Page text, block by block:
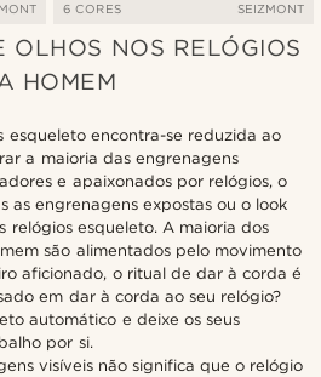
6 CORES SEIZMONT
OLHOS NOS RELÓGIOS
HOMEM
esqueleto encontra-se reduzida ao
a maioria das engrenagens
e apaixonados por relógios, o
as engrenagens expostas ou o look
relógios esqueleto. A maioria dos
são alimentados pelo movimento
aficionado, o ritual de dar à corda é
em dar à corda ao seu relógio?
automático e deixe os seus
por si.
visíveis não significa que o relógio